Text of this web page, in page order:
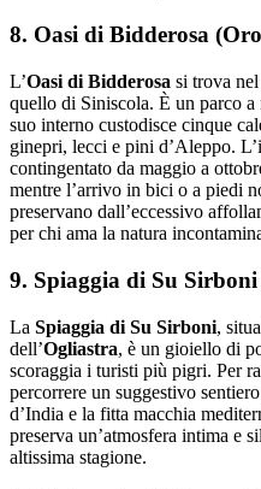
8. Oasi di Bidderosa
L’Oasi di Bidderosa si trova
quello di Siniscola. È un parco
suo interno custodisce cinque
ginepri, lecci e pini d’Aleppo.
contingentato da maggio a
mentre l’arrivo in bici o a piedi
preservano dall’eccessivo
per chi ama la natura
9. Spiaggia di Su
La Spiaggia di Su Sirboni,
dell’Ogliastra, è un gioiello di
scoraggia i turisti più pigri. Per
percorrere un suggestivo
d’India e la fitta macchia
preserva un’atmosfera intima e
altissima stagione.